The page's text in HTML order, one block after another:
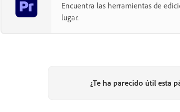
Encuentra las herramientas de
lugar.
¿Te ha parecido útil esta